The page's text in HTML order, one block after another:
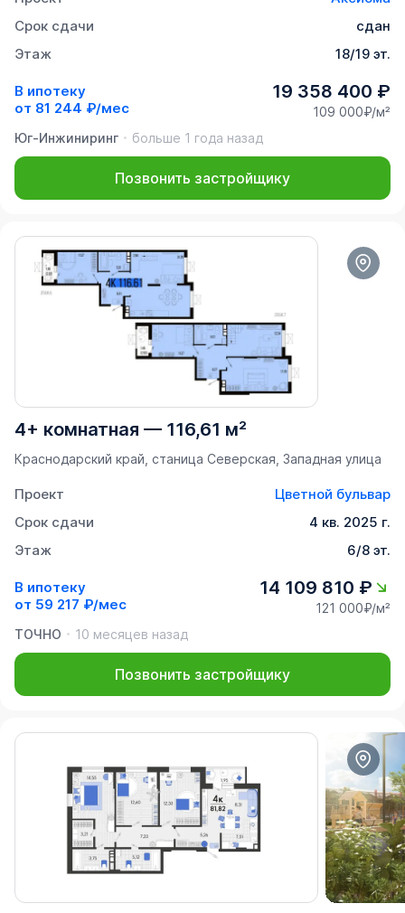
Срок сдачи
сдан
Этаж
18/19 эт.
В ипотеку
от 81 244 ₽/мес
19 358 400 ₽
109 000₽/м²
Юг-Инжиниринг
больше 1 года назад
Позвонить застройщику
4+ комнатная — 116,61 м²
Краснодарский край, станица Северская, Западная улица
Проект
Цветной бульвар
Срок сдачи
4 кв. 2025 г.
Этаж
6/8 эт.
В ипотеку
от 59 217 ₽/мес
14 109 810 ₽
121 000₽/м²
ТОЧНО
10 месяцев назад
Позвонить застройщику